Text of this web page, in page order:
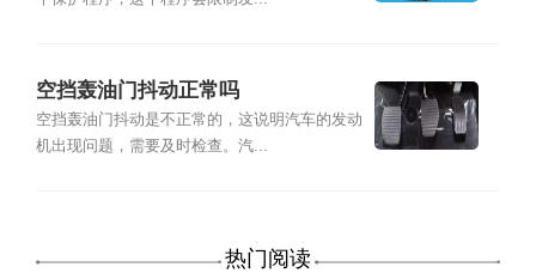
空挡轰油门抖动正常吗
空挡轰油门抖动是不正常的，这说明汽车的发动
机出现问题，需要及时检查。汽...
热门阅读